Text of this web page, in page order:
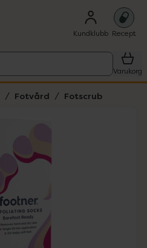
Kundklubb Recept
Varukorg
Fotvård Fotscrub